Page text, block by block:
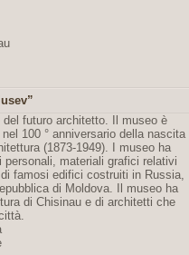
futuro architetto. Il museo è
100 ° anniversario della nascita
(1873-1949). I museo ha
materiali grafici relativi
famosi edifici costruiti in Russia,
di Moldova. Il museo ha
di Chisinau e di architetti che